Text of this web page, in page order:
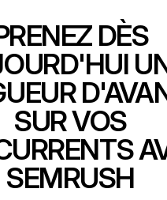
DÈS
SUR VOS
SEMRUSH